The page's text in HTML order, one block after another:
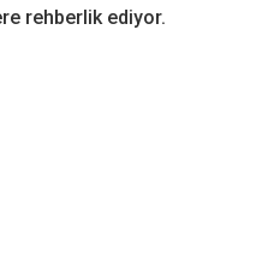
rehberlik ediyor.